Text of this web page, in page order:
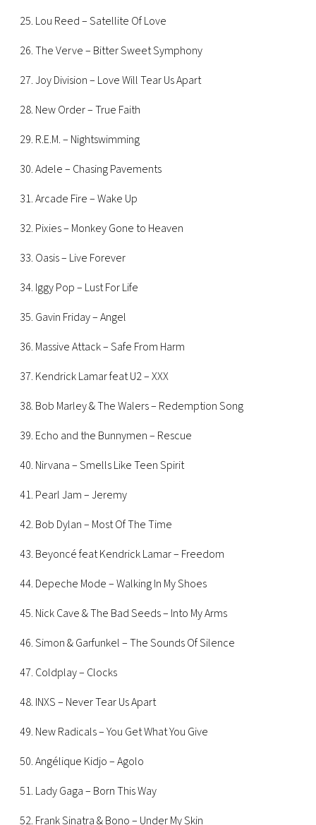
25. Lou Reed – Satellite Of Love
26. The Verve – Bitter Sweet Symphony
27. Joy Division – Love Will Tear Us Apart
28. New Order – True Faith
29. R.E.M. – Nightswimming
30. Adele – Chasing Pavements
31. Arcade Fire – Wake Up
32. Pixies – Monkey Gone to Heaven
33. Oasis – Live Forever
34. Iggy Pop – Lust For Life
35. Gavin Friday – Angel
36. Massive Attack – Safe From Harm
37. Kendrick Lamar feat U2 – XXX
38. Bob Marley & The Walers – Redemption Song
39. Echo and the Bunnymen – Rescue
40. Nirvana – Smells Like Teen Spirit
41. Pearl Jam – Jeremy
42. Bob Dylan – Most Of The Time
43. Beyoncé feat Kendrick Lamar – Freedom
44. Depeche Mode – Walking In My Shoes
45. Nick Cave & The Bad Seeds – Into My Arms
46. Simon & Garfunkel – The Sounds Of Silence
47. Coldplay – Clocks
48. INXS – Never Tear Us Apart
49. New Radicals – You Get What You Give
50. Angélique Kidjo – Agolo
51. Lady Gaga – Born This Way
52. Frank Sinatra & Bono – Under My Skin